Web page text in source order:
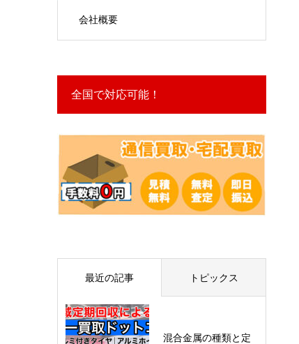
会社概要
全国で対応可能！
最近の記事 トピックス
混合金属の種類と定